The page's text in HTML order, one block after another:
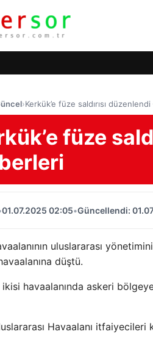
›Kerkük’e füze saldırısı
füze
01.07.2025 02:05•Güncellendi:
uluslararası
düştü.
ikisi havaalanında askeri
Havaalanı itfaiyecileri